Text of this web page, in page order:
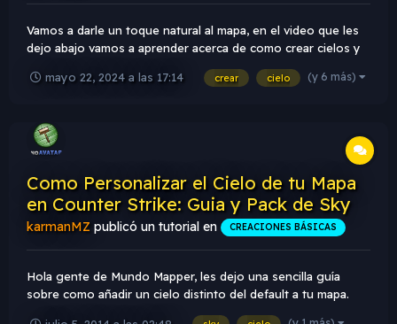
Vamos a darle un toque natural al mapa, en el video que les
dejo abajo vamos a aprender acerca de como crear cielos y
colores, brillo, volumen, enfoque e intensidad a traves del
mayo 22, 2024 a las 17:14 crear cielo (y 6 más)
Como Personalizar el Cielo de tu Mapa
en Counter Strike: Guia y Pack de Sky
karmanMZ publicó un tutorial en CREACIONES BÁSICAS
Hola gente de Mundo Mapper, les dejo una sencilla guía
sobre como añadir un cielo distinto del default a tu mapa.
Antes que nada deben saber que un cielo consta de seis